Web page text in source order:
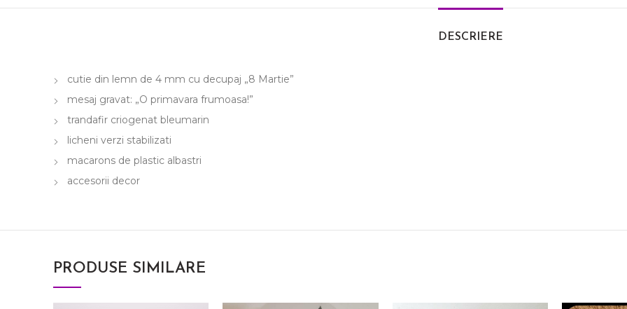
DESCRIERE
cutie din lemn de 4 mm cu decupaj „8 Martie”
mesaj gravat: „O primavara frumoasa!”
trandafir criogenat bleumarin
licheni verzi stabilizati
macarons de plastic albastri
accesorii decor
PRODUSE SIMILARE